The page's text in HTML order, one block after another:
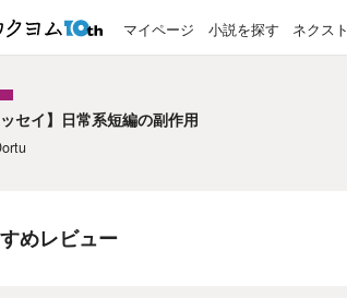
マイページ 小説を探す ネクスト
ッセイ】日常系短編の副作用
めレビュー